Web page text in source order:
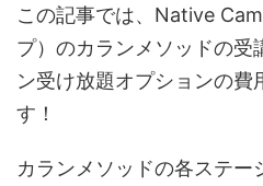
この記事では、Native
プ）のカランメソッドの受
ン受け放題オプションの費
す！
カランメソッドの各ステ